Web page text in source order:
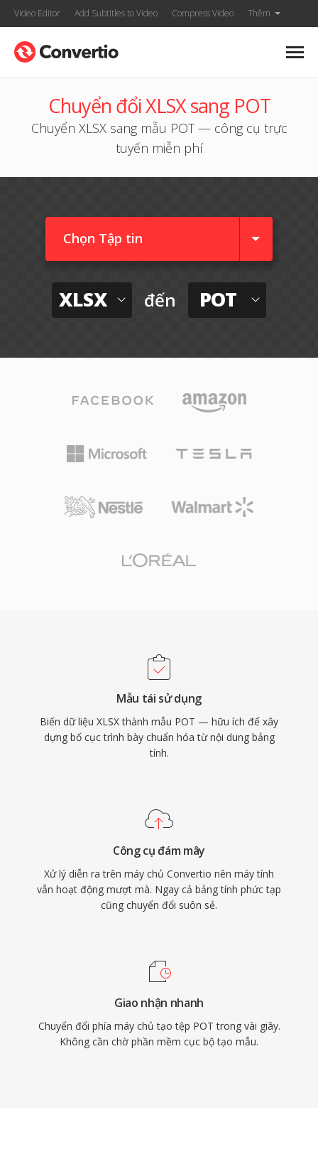
Video Editor Add Subtitles to Video Compress Video Thêm
Chuyển đổi XLSX sang POT
Chuyển XLSX sang mẫu POT — công cụ trực
tuyến miễn phí
Chọn Tập tin
XLSX đến POT
Mẫu tái sử dụng
Biến dữ liệu XLSX thành mẫu POT — hữu ích để xây
dựng bố cục trình bày chuẩn hóa từ nội dung bảng
tính.
Công cụ đám mây
Xử lý diễn ra trên máy chủ Convertio nên máy tính
vẫn hoạt động mượt mà. Ngay cả bảng tính phức tạp
cũng chuyển đổi suôn sẻ.
Giao nhận nhanh
Chuyển đổi phía máy chủ tạo tệp POT trong vài giây.
Không cần chờ phần mềm cục bộ tạo mẫu.